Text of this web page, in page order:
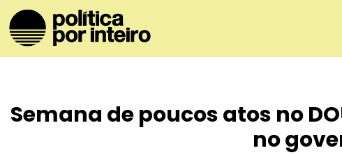
Semana de poucos atos no
no